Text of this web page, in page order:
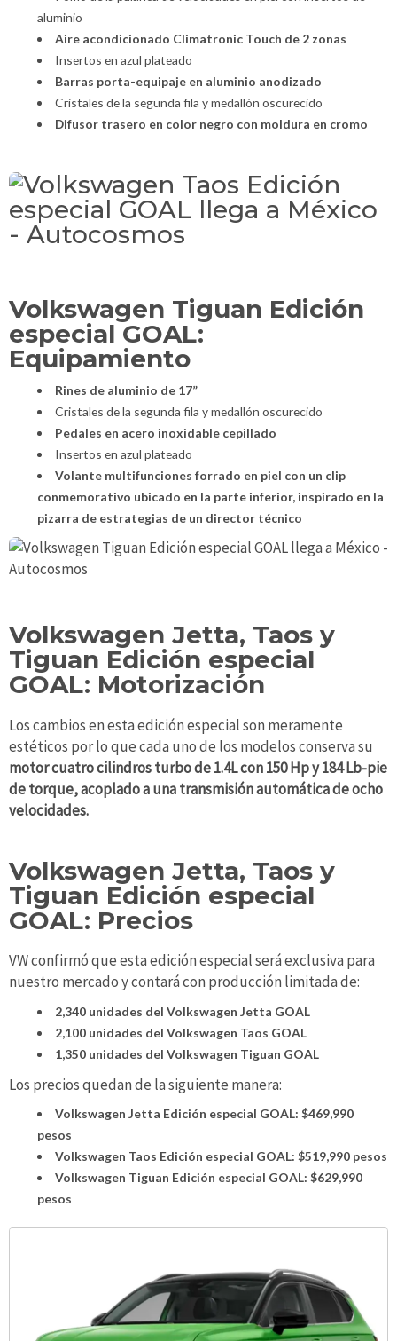
aluminio
Aire acondicionado Climatronic Touch de 2 zonas
Insertos en azul plateado
Barras porta-equipaje en aluminio anodizado
Cristales de la segunda fila y medallón oscurecido
Difusor trasero en color negro con moldura en cromo
Volkswagen Tiguan Edición
especial GOAL:
Equipamiento
Rines de aluminio de 17”
Cristales de la segunda fila y medallón oscurecido
Pedales en acero inoxidable cepillado
Insertos en azul plateado
Volante multifunciones forrado en piel con un clip
conmemorativo ubicado en la parte inferior, inspirado en la
pizarra de estrategias de un director técnico
Volkswagen Jetta, Taos y
Tiguan Edición especial
GOAL: Motorización
Los cambios en esta edición especial son meramente
estéticos por lo que cada uno de los modelos conserva su
motor cuatro cilindros turbo de 1.4L con 150 Hp y 184 Lb-pie
de torque, acoplado a una transmisión automática de ocho
velocidades.
Volkswagen Jetta, Taos y
Tiguan Edición especial
GOAL: Precios
VW confirmó que esta edición especial será exclusiva para
nuestro mercado y contará con producción limitada de:
2,340 unidades del Volkswagen Jetta GOAL
2,100 unidades del Volkswagen Taos GOAL
1,350 unidades del Volkswagen Tiguan GOAL
Los precios quedan de la siguiente manera:
Volkswagen Jetta Edición especial GOAL: $469,990
pesos
Volkswagen Taos Edición especial GOAL: $519,990 pesos
Volkswagen Tiguan Edición especial GOAL: $629,990
pesos